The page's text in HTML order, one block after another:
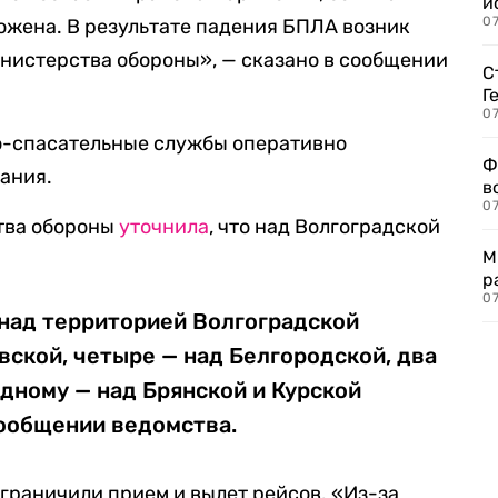
В результате падения БПЛА возник
обороны», — сказано в сообщении
спасательные службы оперативно
обороныуточнила, что над Волгоградской
территорией Волгоградской
четыре — над Белгородской, два
— над Брянской и Курской
ведомства.